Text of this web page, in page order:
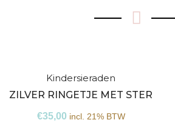
ZILVER RINGETJE MET STER
Kindersieraden
€35,00 incl. 21% BTW